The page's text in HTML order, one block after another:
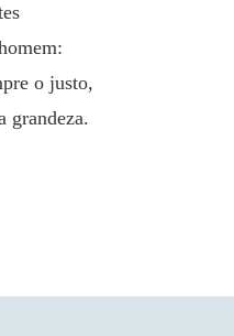
o justo,
grandeza.